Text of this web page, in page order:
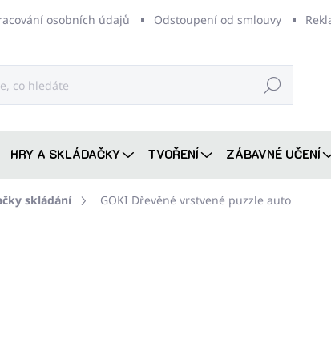
osobních údajů Odstoupení od smlouvy
Hledat
HRY A SKLÁDAČKY TVOŘENÍ ZÁBAVNÉ UČENÍ
skládání GOKI Dřevěné vrstvené puzzle auto